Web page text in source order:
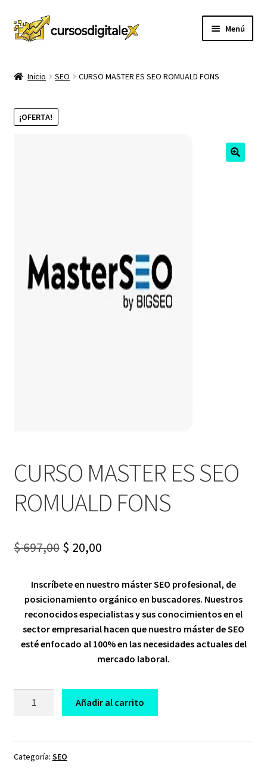
Ir
a
Ir
al
Menú
CURSOS
menú
hijo
Inicio SEO CURSO MASTER ES SEO ROMUALD FONS
¡OFERTA!
CURSO MASTER ES SEO
ROMUALD FONS
$697,00 Original
was:
$ 697,00.
$ 20,00Current
is:
$ 20,00.
Inscríbete en nuestro máster SEO profesional, de
posicionamiento orgánico en buscadores. Nuestros
reconocidos especialistas y sus conocimientos en el
sector empresarial hacen que nuestro máster de SEO
esté enfocado al 100% en las necesidades actuales del
mercado laboral.
ROMUALD
Añadir al carrito
Categoría: SEO